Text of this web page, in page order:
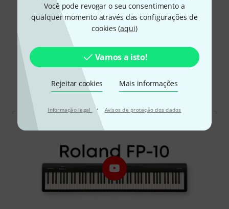
Você pode revogar o seu consentimento a
qualquer momento através das configurações de
cookies (aqui)
Vamos a isto!
Rejeitar cookies Mais informações
Informação legal · Avisos de proteção dos dados
Ler todas as reviews
Sabia?
Todos vídeos Guia Online Testes